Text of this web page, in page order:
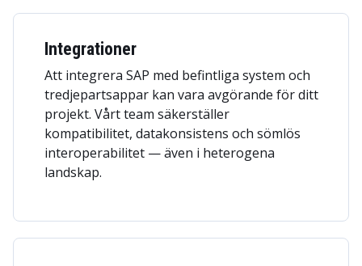
Integrationer
Att integrera SAP med befintliga system och
tredjepartsappar kan vara avgörande för ditt
projekt. Vårt team säkerställer
kompatibilitet, datakonsistens och sömlös
interoperabilitet — även i heterogena
landskap.